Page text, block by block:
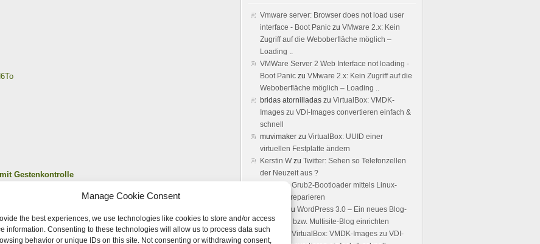
Manage Cookie Consent
the best experiences, we use technologies like cookies to store and/or access
information. Consenting to these technologies will allow us to process data such
behavior or unique IDs on this site. Not consenting or withdrawing consent,
Gestenkontrolle
in 1080i !
Vmware server: Browser does not load user
interface - Boot Panic zu VMware 2.x: Kein
Zugriff auf die Weboberfläche möglich –
Loading ..
VMWare Server 2 Web Interface not loading -
Boot Panic zu VMware 2.x: Kein Zugriff auf die
Weboberfläche möglich – Loading ..
bridas atornilladas zu VirtualBox: VMDK-
Images zu VDI-Images convertieren einfach &
schnell
muvimaker zu VirtualBox: UUID einer
virtuellen Festplatte ändern
Kerstin Wzu Twitter: Sehen so Telefonzellen
der Neuzeit aus ?
zu Grub2-Bootloader mittels Linux-
Boot-CD reparieren
zu WordPress 3.0 – Ein neues Blog-
Netzwerk bzw. Multisite-Blog einrichten
spicer
VirtualBox: VMDK-Images zu VDI-